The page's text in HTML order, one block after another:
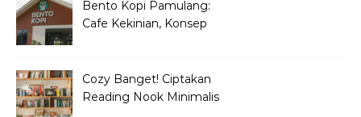
Bento Kopi Pamulang:
Cafe Kekinian, Konsep
Cozy Banget! Ciptakan
Reading Nook Minimalis